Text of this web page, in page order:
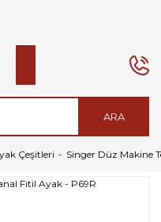
ARA
Çeşitleri Singer Düz Makine